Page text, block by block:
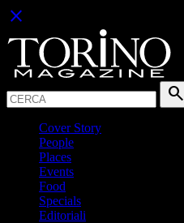
close
search
Cover Story
People
Places
Events
Food
Specials
Editoriali